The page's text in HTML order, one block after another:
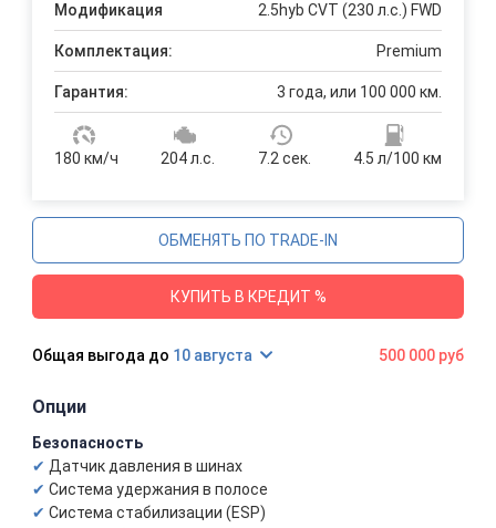
Модификация 2.5hyb CVT (230 л.с.) FWD
Комплектация: Premium
Гарантия: 3 года, или 100 000 км.
180 км/ч 204 л.с. 7.2 сек. 4.5 л/100 км
КУПИТЬ В КРЕДИТ %
ОБМЕНЯТЬ ПО TRADE-IN
10 августа 500 000 руб
Опции
Безопасность
Датчик давления в шинах
Система удержания в полосе
Система стабилизации (ESP)